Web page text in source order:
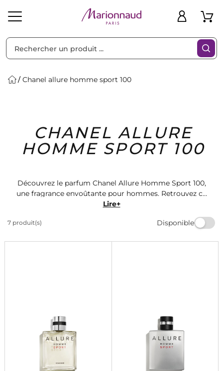
Solaire Homme Marques Idées
Cadeaux
Bons
Plans
Chanel allure homme sport 100
CHANEL ALLURE
HOMME SPORT 100
Découvrez le parfum Chanel Allure Homme Sport 100,
une fragrance envoûtante pour hommes. Retrouvez ce
produit et bien d'autres sur Marionnaud. Profitez de
vous. Commandez dès maintenant et laissez-vous
Lire+
7 produit(s) Disponible
Filtres